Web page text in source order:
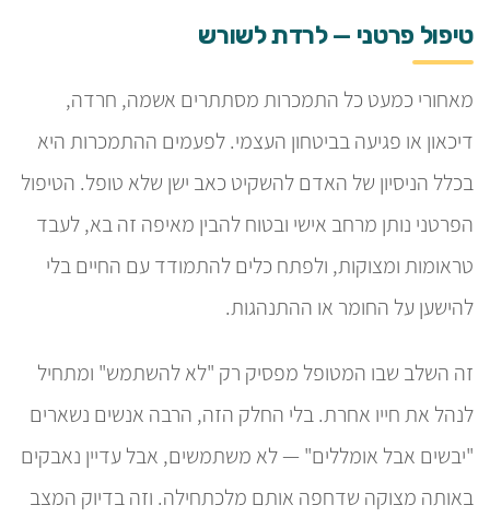
טיפול פרטני — לרדת לשורש
מאחורי כמעט כל התמכרות מסתתרים אשמה, חרדה,
דיכאון או פגיעה בביטחון העצמי. לפעמים ההתמכרות היא
בכלל הניסיון של האדם להשקיט כאב ישן שלא טופל. הטיפול
הפרטני נותן מרחב אישי ובטוח להבין מאיפה זה בא, לעבד
טראומות ומצוקות, ולפתח כלים להתמודד עם החיים בלי
להישען על החומר או ההתנהגות.
זה השלב שבו המטופל מפסיק רק "לא להשתמש" ומתחיל
לנהל את חייו אחרת. בלי החלק הזה, הרבה אנשים נשארים
"יבשים אבל אומללים" — לא משתמשים, אבל עדיין נאבקים
באותה מצוקה שדחפה אותם מלכתחילה. וזה בדיוק המצב